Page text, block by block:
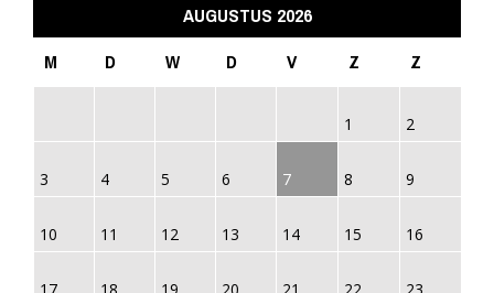
AUGUSTUS 2026
M
D W D V Z Z
1 2
3 4 5 6 7 8 9
10 11 12 13 14 15 16